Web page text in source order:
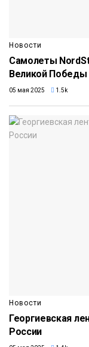
Новости
Самолеты
Великой Победы
05 мая 2025 1.5k
Новости
Георгиевская
России